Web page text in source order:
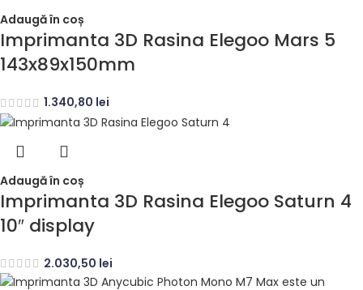
Adaugă în coș
Imprimanta 3D Rasina Elegoo Mars 5
143x89x150mm
1.340,80 lei
Adaugă în coș
Imprimanta 3D Rasina Elegoo Saturn 4
10″ display
2.030,50 lei